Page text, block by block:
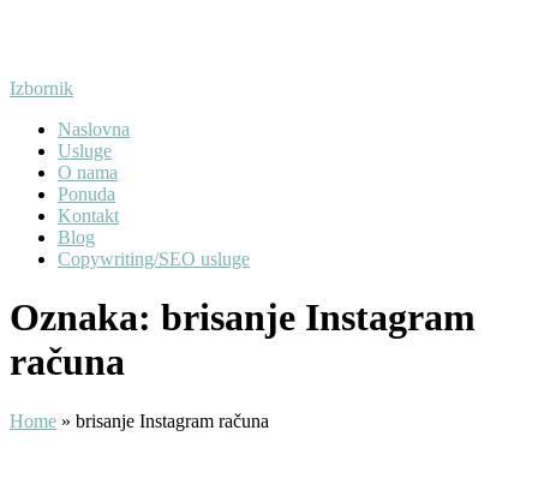
Izbornik
Naslovna
Usluge
O nama
Ponuda
Kontakt
Blog
Copywriting/SEO usluge
Oznaka: brisanje Instagram
računa
Home » brisanje Instagram računa